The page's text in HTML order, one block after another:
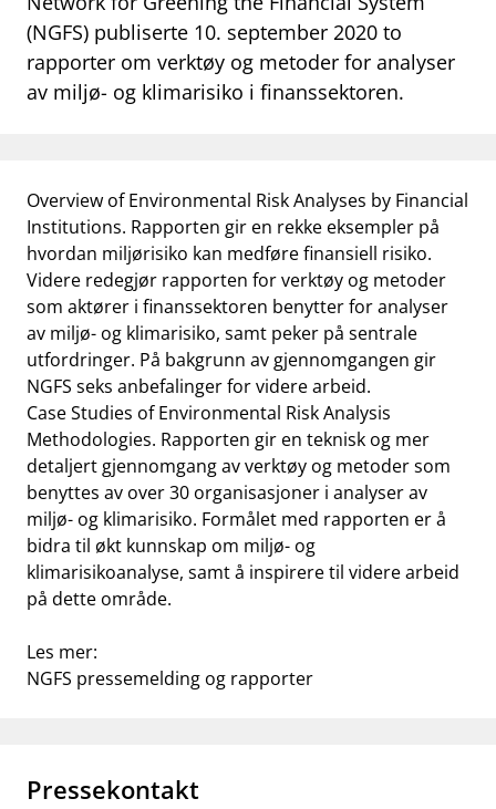
work_outlineJobb hos oss
dashboardInformasjon for investorer
(NGFS) publiserte 10. september 2020 to
rapporter om verktøy og metoder for analyser
av miljø- og klimarisiko i finanssektoren.
Overview of Environmental Risk Analyses by Financial
Institutions. Rapporten gir en rekke eksempler på
hvordan miljørisiko kan medføre finansiell risiko.
Videre redegjør rapporten for verktøy og metoder
som aktører i finanssektoren benytter for analyser
av miljø- og klimarisiko, samt peker på sentrale
utfordringer. På bakgrunn av gjennomgangen gir
NGFS seks anbefalinger for videre arbeid.
Case Studies of Environmental Risk Analysis
Methodologies. Rapporten gir en teknisk og mer
detaljert gjennomgang av verktøy og metoder som
benyttes av over 30 organisasjoner i analyser av
miljø- og klimarisiko. Formålet med rapporten er å
bidra til økt kunnskap om miljø- og
klimarisikoanalyse, samt å inspirere til videre arbeid
på dette område.
Les mer:
NGFS pressemelding og rapporter
Pressekontakt